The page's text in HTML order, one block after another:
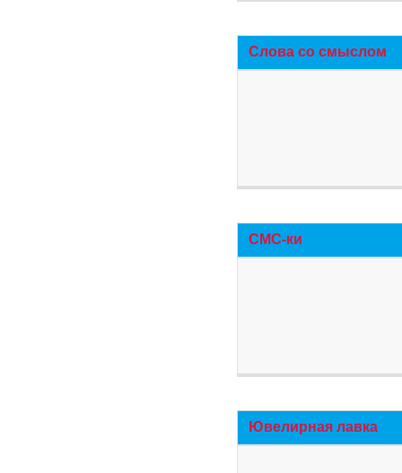
Слова со смыслом
СМС-ки
Ювелирная лавка